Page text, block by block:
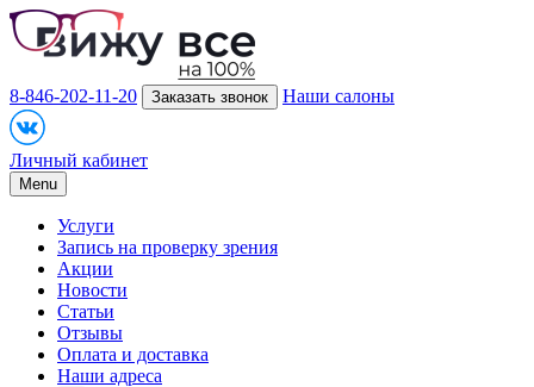
8-846-202-11-20 Заказать звонок Наши салоны
Личный кабинет
Menu
Услуги
Запись на проверку зрения
Акции
Новости
Статьи
Отзывы
Оплата и доставка
Наши адреса